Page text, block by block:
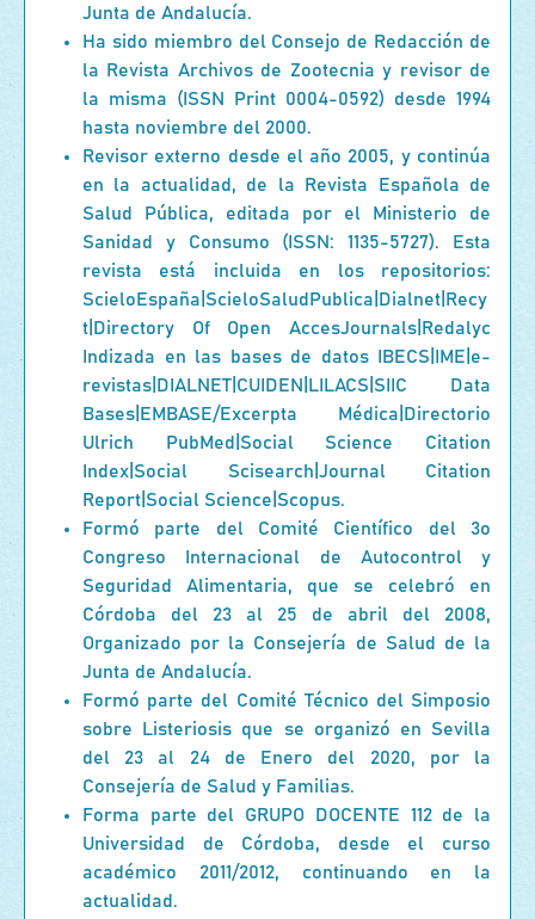
Junta de Andalucía.
Ha sido miembro del Consejo de Redacción de
la Revista Archivos de Zootecnia y revisor de
la misma (ISSN Print 0004-0592) desde 1994
hasta noviembre del 2000.
Revisor externo desde el año 2005, y continúa
en la actualidad, de la Revista Española de
Salud Pública, editada por el Ministerio de
Sanidad y Consumo (ISSN: 1135-5727). Esta
revista está incluida en los repositorios:
ScieloEspaña|ScieloSaludPublica|Dialnet|Recy
t|Directory Of Open AccesJournals|Redalyc
Indizada en las bases de datos IBECS|IME|e-
revistas|DIALNET|CUIDEN|LILACS|SIIC Data
Bases|EMBASE/Excerpta Médica|Directorio
Ulrich PubMed|Social Science Citation
Index|Social Scisearch|Journal Citation
Report|Social Science|Scopus.
Formó parte del Comité Científico del 3o
Congreso Internacional de Autocontrol y
Seguridad Alimentaria, que se celebró en
Córdoba del 23 al 25 de abril del 2008,
Organizado por la Consejería de Salud de la
Junta de Andalucía.
Formó parte del Comité Técnico del Simposio
sobre Listeriosis que se organizó en Sevilla
del 23 al 24 de Enero del 2020, por la
Consejería de Salud y Familias.
Forma parte del GRUPO DOCENTE 112 de la
Universidad de Córdoba, desde el curso
académico 2011/2012, continuando en la
actualidad.